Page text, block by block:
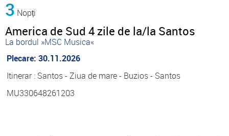
3 Nopți
America de Sud 4 zile de la/la Santos
La bordul »MSC Musica«
Plecare: 30.11.2026
Itinerar : Santos - Ziua de mare - Buzios - Santos
MU330648261203